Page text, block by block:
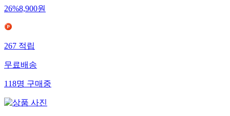
26%8,900원
267적립
무료배송
118명구매중